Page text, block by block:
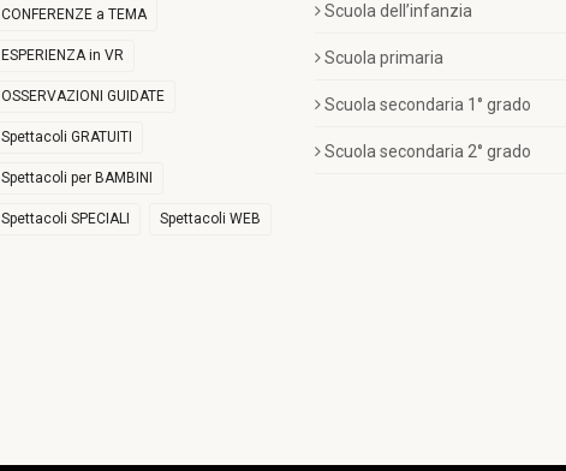
CONFERENZE a TEMA
ESPERIENZA in VR
OSSERVAZIONI GUIDATE
Spettacoli GRATUITI
Spettacoli per BAMBINI
Spettacoli SPECIALI Spettacoli WEB
Scuola dell’infanzia
Scuola primaria
Scuola secondaria 1° grado
Scuola secondaria 2° grado